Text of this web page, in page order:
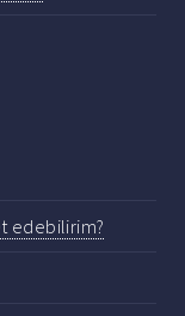
edebilirim?